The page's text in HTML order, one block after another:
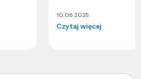
10.06.2025
Czytaj więcej